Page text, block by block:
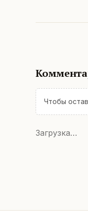
Чтобы
Загрузка…